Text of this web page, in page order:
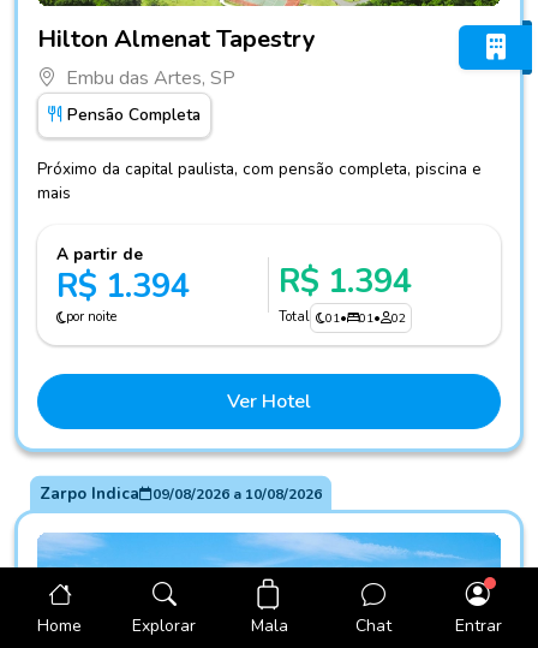
Hilton Almenat Tapestry
Embu das Artes, SP
Pensão Completa
Próximo da capital paulista, com pensão completa, piscina e
mais
A partir de
R$ 1.394
por noite
R$ 1.394
Total 01• 01• 02
Ver Hotel
Zarpo Indica 09/08/2026a 10/08/2026
Home Explorar Mala Chat Entrar